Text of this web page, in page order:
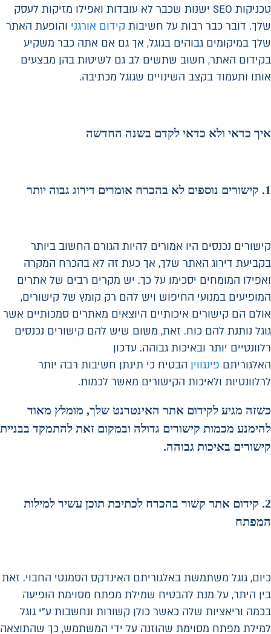
טכניקות SEO ישנות שכבר לא עובדות ואפילו מזיקות לעסק
שלך. דובר כבר רבות על חשיבות קידום אורגני והופעת האתר
שלך במיקומים גבוהים בגוגל, אך גם אם אתה כבר משקיע
בקידום האתר, חשוב שתשים לב גם לשיטות בהן מבצעים
אותו ותעמוד בקצב השינויים שגוגל מכתיבה.
איך כדאי ולא כדאי לקדם בשנה החדשה
1. קישורים נוספים לא בהכרח אומרים דירוג גבוה יותר
קישורים נכנסים היו אמורים להיות הגורם החשוב ביותר
בקביעת דירוג האתר שלך, אך כעת זה לא בהכרח המקרה
ואפילו המומחים יסכימו על כך. יש מקרים רבים של אתרים
המופיעים במנועי החיפוש ויש להם רק קומץ של קישורים,
אולם הם קישורים איכותיים היוצאים מאתרים סמכותיים אשר
גוגל נותנת להם כוח. זאת, משום שיש להם קישורים נכנסים
רלוונטיים יותר ובאיכות גבוהה. עדכון
האלגוריתם פינגווין הבטיח כי תינתן חשיבות רבה יותר
לרלוונטיות ולאיכות הקישורים מאשר לכמות.
כשזה מגיע לקידום אתר האינטרנט שלך, מומלץ מאוד
להימנע מכמות קישורים גדולה ובמקום זאת להתמקד בבניית
קישורים באיכות גבוהה.
2. קידום אתר קשור בהכרח לכתיבת תוכן עשיר למילות
המפתח
כיום, גוגל משתמשת באלגוריתם האינדקס הסמנטי החבוי. זאת
בין היתר, על מנת להבטיח שמילת מפתח מסוימת הופיעה
בכמה וריאציות שלה כאשר כולן קשורות ונחשבות ע"י גוגל
למילת מפתח מסוימת שהוזנה על ידי המשתמש, כך שהתוצאה